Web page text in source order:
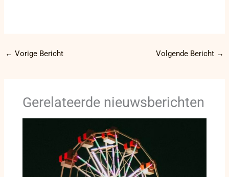
← Vorige Bericht Volgende Bericht →
Gerelateerde nieuwsberichten